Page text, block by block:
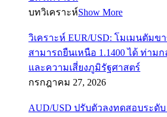
บทวิเคราะห์Show More
วิเคราะห์ EUR/USD: โมเมนตัมข
สามารถยืนเหนือ 1.1400 ได้ ท่าม
และความเสี่ยงภูมิรัฐศาสตร์
กรกฎาคม 27, 2026
AUD/USD ปรับตัวลงทดสอบระดับ